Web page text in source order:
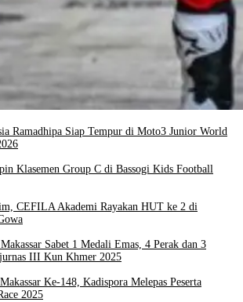
Ramadhipa Siap Tempur di Moto3 Junior World
Klasemen Group C di Bassogi Kids Football
CEFILA Akademi Rayakan HUT ke 2 di
Sabet 1 Medali Emas, 4 Perak dan 3
III Kun Khmer 2025
Ke-148, Kadispora Melepas Peserta
2025